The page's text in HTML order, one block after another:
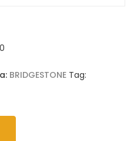
BRIDGESTONE Tag: